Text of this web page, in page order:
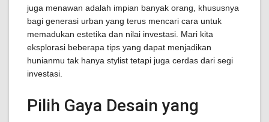
juga menawan adalah impian banyak orang, khususnya
bagi generasi urban yang terus mencari cara untuk
memadukan estetika dan nilai investasi. Mari kita
eksplorasi beberapa tips yang dapat menjadikan
hunianmu tak hanya stylist tetapi juga cerdas dari segi
investasi.
Pilih Gaya Desain yang